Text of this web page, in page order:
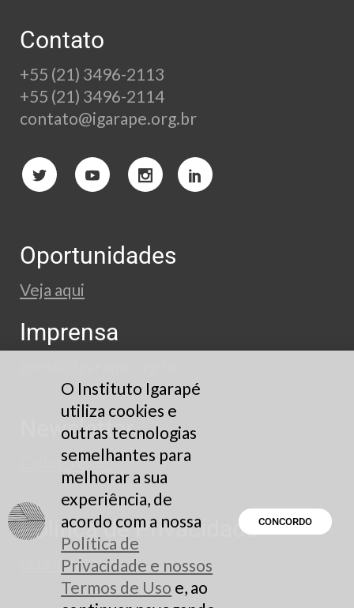
Contato
+55 (21) 3496-2113
+55 (21) 3496-2114
contato@igarape.org.br
Oportunidades
Veja aqui
Imprensa
Newsletter
Cadastre-se
Política de Privacidade
Leia aqui
O Instituto Igarapé
utiliza cookies e
outras tecnologias
semelhantes para
melhorar a sua
experiência, de
acordo com a nossa
Política de
Privacidade e nossos
Termos de Uso e, ao
CONCORDO